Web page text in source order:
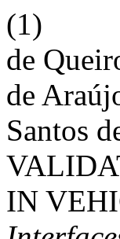
(1)
de
de
Santos
IN